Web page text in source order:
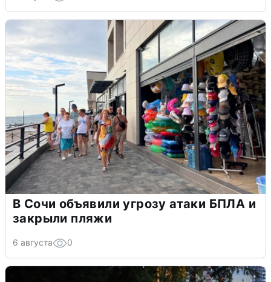
В Сочи объявили угрозу атаки БПЛА и
закрыли пляжи
6 августа 0